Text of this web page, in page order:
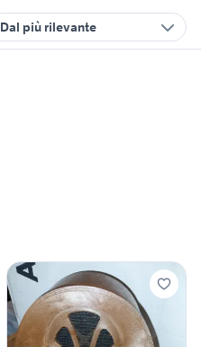
Dal più rilevante